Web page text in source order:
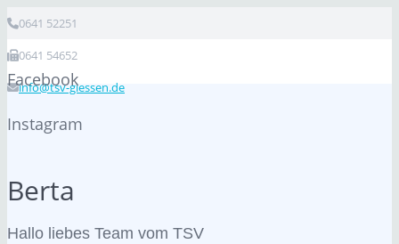
0641 52251
0641 54652
info@tsv-giessen.de
Facebook
Instagram
Berta
Hallo liebes Team vom TSV